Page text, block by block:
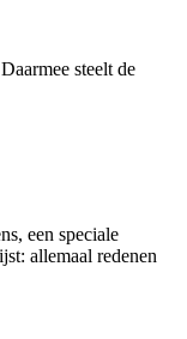
steelt de
een speciale
allemaal redenen